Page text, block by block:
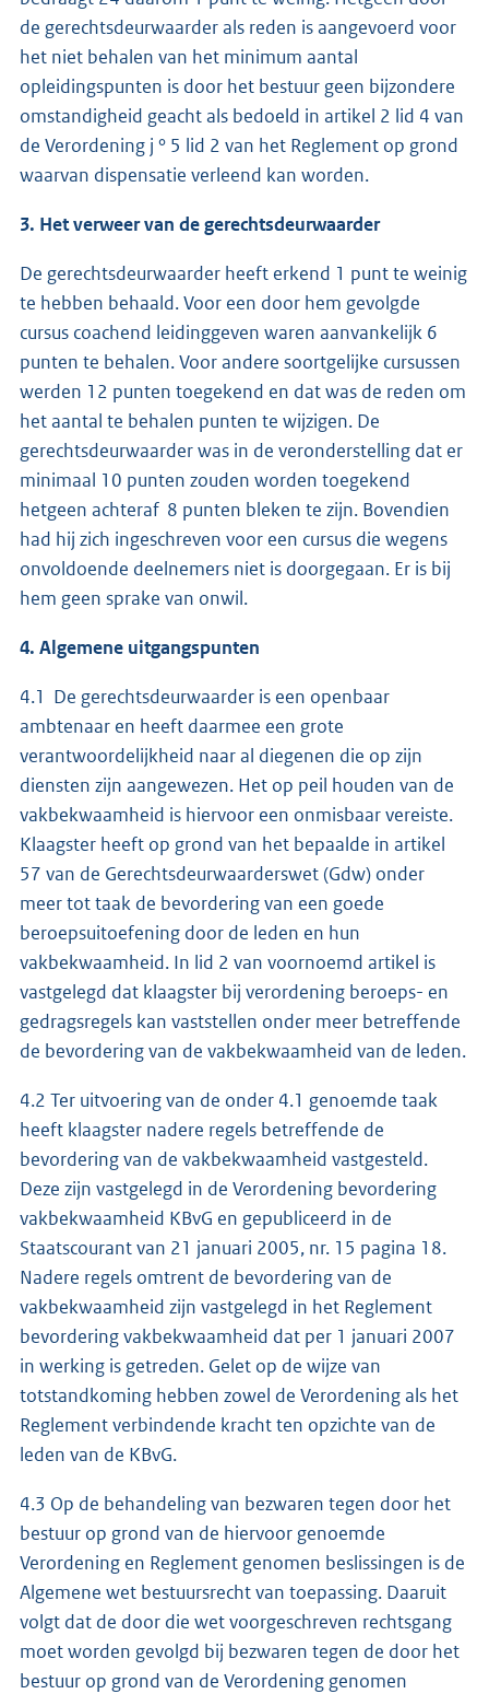
de gerechtsdeurwaarder als reden is aangevoerd voor
het niet behalen van het minimum aantal
opleidingspunten is door het bestuur geen bijzondere
omstandigheid geacht als bedoeld in artikel 2 lid 4 van
de Verordening j ° 5 lid 2 van het Reglement op grond
waarvan dispensatie verleend kan worden.
3. Het verweer van de gerechtsdeurwaarder
De gerechtsdeurwaarder heeft erkend 1 punt te weinig
te hebben behaald. Voor een door hem gevolgde
cursus coachend leidinggeven waren aanvankelijk 6
punten te behalen. Voor andere soortgelijke cursussen
werden 12 punten toegekend en dat was de reden om
het aantal te behalen punten te wijzigen. De
gerechtsdeurwaarder was in de veronderstelling dat er
minimaal 10 punten zouden worden toegekend
hetgeen achteraf 8 punten bleken te zijn. Bovendien
had hij zich ingeschreven voor een cursus die wegens
onvoldoende deelnemers niet is doorgegaan. Er is bij
hem geen sprake van onwil.
4. Algemene uitgangspunten
4.1 De gerechtsdeurwaarder is een openbaar
ambtenaar en heeft daarmee een grote
verantwoordelijkheid naar al diegenen die op zijn
diensten zijn aangewezen. Het op peil houden van de
vakbekwaamheid is hiervoor een onmisbaar vereiste.
Klaagster heeft op grond van het bepaalde in artikel
57 van de Gerechtsdeurwaarderswet (Gdw) onder
meer tot taak de bevordering van een goede
beroepsuitoefening door de leden en hun
vakbekwaamheid. In lid 2 van voornoemd artikel is
vastgelegd dat klaagster bij verordening beroeps- en
gedragsregels kan vaststellen onder meer betreffende
de bevordering van de vakbekwaamheid van de leden.
4.2 Ter uitvoering van de onder 4.1 genoemde taak
heeft klaagster nadere regels betreffende de
bevordering van de vakbekwaamheid vastgesteld.
Deze zijn vastgelegd in de Verordening bevordering
vakbekwaamheid KBvG en gepubliceerd in de
Staatscourant van 21 januari 2005, nr. 15 pagina 18.
Nadere regels omtrent de bevordering van de
vakbekwaamheid zijn vastgelegd in het Reglement
bevordering vakbekwaamheid dat per 1 januari 2007
in werking is getreden. Gelet op de wijze van
totstandkoming hebben zowel de Verordening als het
Reglement verbindende kracht ten opzichte van de
leden van de KBvG.
4.3 Op de behandeling van bezwaren tegen door het
bestuur op grond van de hiervoor genoemde
Verordening en Reglement genomen beslissingen is de
Algemene wet bestuursrecht van toepassing. Daaruit
volgt dat de door die wet voorgeschreven rechtsgang
moet worden gevolgd bij bezwaren tegen de door het
bestuur op grond van de Verordening genomen